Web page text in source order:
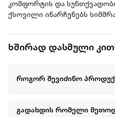
კომფორტის და
ქსოვილი ინარჩუნებს
7–8 წლის გოგონებს. ეს
ხშირად დასმული
როგორ შევიძინო
გადახდის რომელი